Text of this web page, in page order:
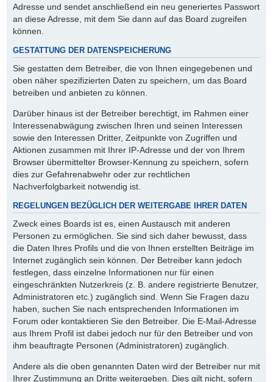
Adresse und sendet anschließend ein neu generiertes Passwort
an diese Adresse, mit dem Sie dann auf das Board zugreifen
können.
GESTATTUNG DER DATENSPEICHERUNG
Sie gestatten dem Betreiber, die von Ihnen eingegebenen und
oben näher spezifizierten Daten zu speichern, um das Board
betreiben und anbieten zu können.
Darüber hinaus ist der Betreiber berechtigt, im Rahmen einer
Interessenabwägung zwischen Ihren und seinen Interessen
sowie den Interessen Dritter, Zeitpunkte von Zugriffen und
Aktionen zusammen mit Ihrer IP-Adresse und der von Ihrem
Browser übermittelter Browser-Kennung zu speichern, sofern
dies zur Gefahrenabwehr oder zur rechtlichen
Nachverfolgbarkeit notwendig ist.
REGELUNGEN BEZÜGLICH DER WEITERGABE IHRER DATEN
Zweck eines Boards ist es, einen Austausch mit anderen
Personen zu ermöglichen. Sie sind sich daher bewusst, dass
die Daten Ihres Profils und die von Ihnen erstellten Beiträge im
Internet zugänglich sein können. Der Betreiber kann jedoch
festlegen, dass einzelne Informationen nur für einen
eingeschränkten Nutzerkreis (z. B. andere registrierte Benutzer,
Administratoren etc.) zugänglich sind. Wenn Sie Fragen dazu
haben, suchen Sie nach entsprechenden Informationen im
Forum oder kontaktieren Sie den Betreiber. Die E-Mail-Adresse
aus Ihrem Profil ist dabei jedoch nur für den Betreiber und von
ihm beauftragte Personen (Administratoren) zugänglich.
Andere als die oben genannten Daten wird der Betreiber nur mit
Ihrer Zustimmung an Dritte weitergeben. Dies gilt nicht, sofern